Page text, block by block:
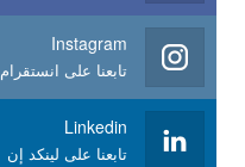
Instagram
تابعنا على انستقرام
Linkedin
تابعنا على لينكد إن